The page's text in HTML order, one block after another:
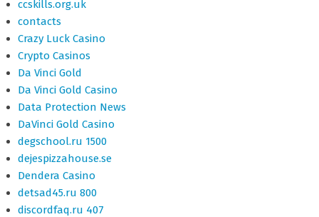
ccskills.org.uk
contacts
Crazy Luck Casino
Crypto Casinos
Da Vinci Gold
Da Vinci Gold Casino
Data Protection News
DaVinci Gold Casino
degschool.ru 1500
dejespizzahouse.se
Dendera Casino
detsad45.ru 800
discordfaq.ru 407